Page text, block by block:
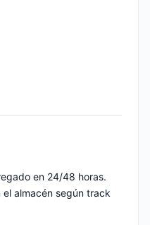
en 24/48 horas.
almacén según track